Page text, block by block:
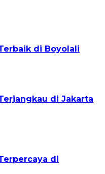
di Boyolali
di Jakarta
di